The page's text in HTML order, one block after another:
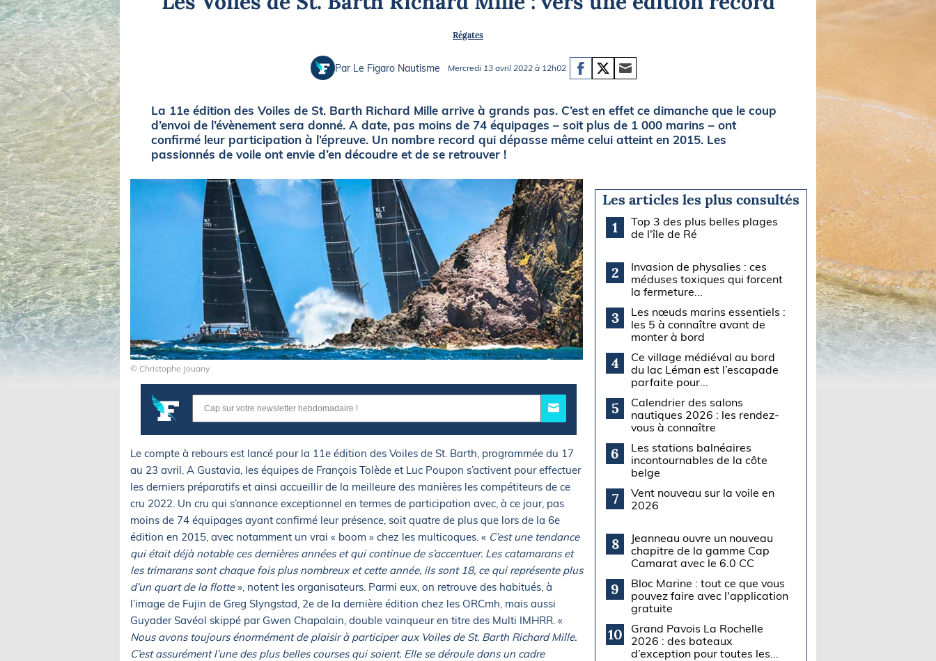
Equipements
Plongée
Glisse
Briefings
Régates
Par Le Figaro Nautisme Mercredi 13 avril 2022 à 12h02
La 11e édition des Voiles de St. Barth Richard Mille arrive à grands pas. C’est en effet ce dimanche que le coup
d’envoi de l’évènement sera donné. A date, pas moins de 74 équipages – soit plus de 1 000 marins – ont
confirmé leur participation à l’épreuve. Un nombre record qui dépasse même celui atteint en 2015. Les
passionnés de voile ont envie d’en découdre et de se retrouver !
© Christophe Jouany
Le compte à rebours est lancé pour la 11e édition des Voiles de St. Barth, programmée du 17
au 23 avril. A Gustavia, les équipes de François Tolède et Luc Poupon s’activent pour effectuer
les derniers préparatifs et ainsi accueillir de la meilleure des manières les compétiteurs de ce
cru 2022. Un cru qui s’annonce exceptionnel en termes de participation avec, à ce jour, pas
moins de 74 équipages ayant confirmé leur présence, soit quatre de plus que lors de la 6e
édition en 2015, avec notamment un vrai « boom » chez les multicoques. « C’est une tendance
qui était déjà notable ces dernières années et qui continue de s’accentuer. Les catamarans et
les trimarans sont chaque fois plus nombreux et cette année, ils sont 18, ce qui représente plus
d’un quart de la flotte», notent les organisateurs. Parmi eux, on retrouve des habitués, à
l’image de Fujin de Greg Slyngstad, 2e de la dernière édition chez les ORCmh, mais aussi
Guyader Savéol skippé par Gwen Chapalain, double vainqueur en titre des Multi IMHRR. «
Nous avons toujours énormément de plaisir à participer aux Voiles de St. Barth Richard Mille.
C’est assurément l’une des plus belles courses qui soient. Elle se déroule dans un cadre
Les articles les plus consultés
1
Top 3 des plus belles plages
de l'île de Ré
2
Invasion de physalies : ces
méduses toxiques qui forcent
la fermeture...
3
Les nœuds marins essentiels :
les 5 à connaître avant de
monter à bord
4
Ce village médiéval au bord
du lac Léman est l’escapade
parfaite pour...
5
Calendrier des salons
nautiques 2026 : les rendez-
vous à connaître
6
Les stations balnéaires
incontournables de la côte
belge
7
Vent nouveau sur la voile en
2026
8
Jeanneau ouvre un nouveau
chapitre de la gamme Cap
Camarat avec le 6.0 CC
9
Bloc Marine : tout ce que vous
pouvez faire avec l'application
gratuite
10
Grand Pavois La Rochelle
2026 : des bateaux
d’exception pour toutes les...